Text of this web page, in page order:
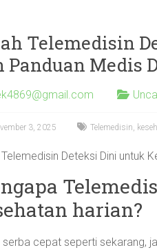
Telemedisin
Panduan Medis
3, 2025 Telemedisin,
Deteksi Dini untuk
harian?
serba cepat seperti sekarang,